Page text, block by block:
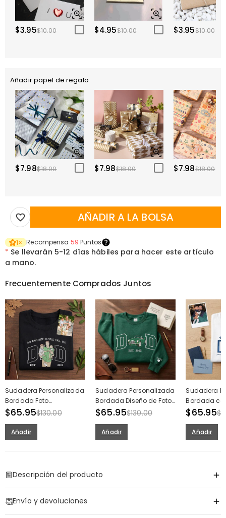
$3.95$10.00 $4.95$10.00 $3.95$10.00
Añadir papel de regalo
$7.98$18.00 $7.98$18.00 $7.98$18.00
AÑADIR A LA BOLSA
1× Recompensa 59 Puntos
* Se llevarán 5-12 días hábiles para hacer este artículo
a mano.
Frecuentemente Comprados Juntos
Sudadera Personalizada
Bordada Foto
Personalizada Mis
Llaman Perfecto Regalo
del Día del Padre
$65.95$130.00
Añadir
Sudadera Personalizada
Bordada Diseño de Foto
de Auto Clásico
Perfecto para Papá Que
Ama los Autos
$65.95$130.00
Añadir
Sudadera
Bordada
con
para Papá
$65.95
Añadir
Descripción del producto
Teje Tu Recuerdo Más Preciado en Cada
Envío y devoluciones